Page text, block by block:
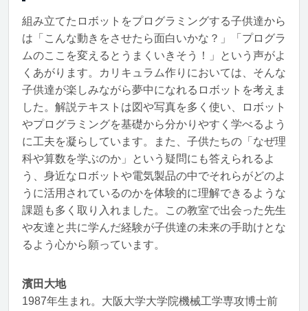
組み立てたロボットをプログラミングする子供達から
は「こんな動きをさせたら面白いかな？」「プログラ
ムのここを変えるとうまくいきそう！」という声がよ
くあがります。カリキュラム作りにおいては、そんな
子供達が楽しみながら夢中になれるロボットを考えま
した。解説テキストは図や写真を多く使い、ロボット
やプログラミングを基礎から分かりやすく学べるよう
に工夫を凝らしています。また、子供たちの「なぜ理
科や算数を学ぶのか」という疑問にも答えられるよ
う、身近なロボットや電気製品の中でそれらがどのよ
うに活用されているのかを体験的に理解できるような
課題も多く取り入れました。この教室で出会った先生
や友達と共に学んだ経験が子供達の未来の手助けとな
るよう心から願っています。
濱田大地
1987年生まれ。大阪大学大学院機械工学専攻博士前